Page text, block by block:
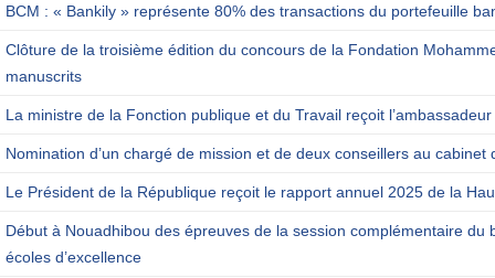
BCM : « Bankily » représente 80% des transactions du portefeuille
Clôture de la troisième édition du concours de la Fondation
manuscrits
La ministre de la Fonction publique et du Travail reçoit
Nomination d’un chargé de mission et de deux conseillers au cabinet
Le Président de la République reçoit le rapport annuel 2025 de la
Début à Nouadhibou des épreuves de la session complémentaire du
écoles d’excellence